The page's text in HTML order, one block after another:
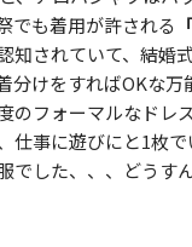
でも着用が許される
知されていて、結婚
分けをすればOKな万
のフォーマルなドレ
仕事に遊びにと1枚
でした、、、どうす